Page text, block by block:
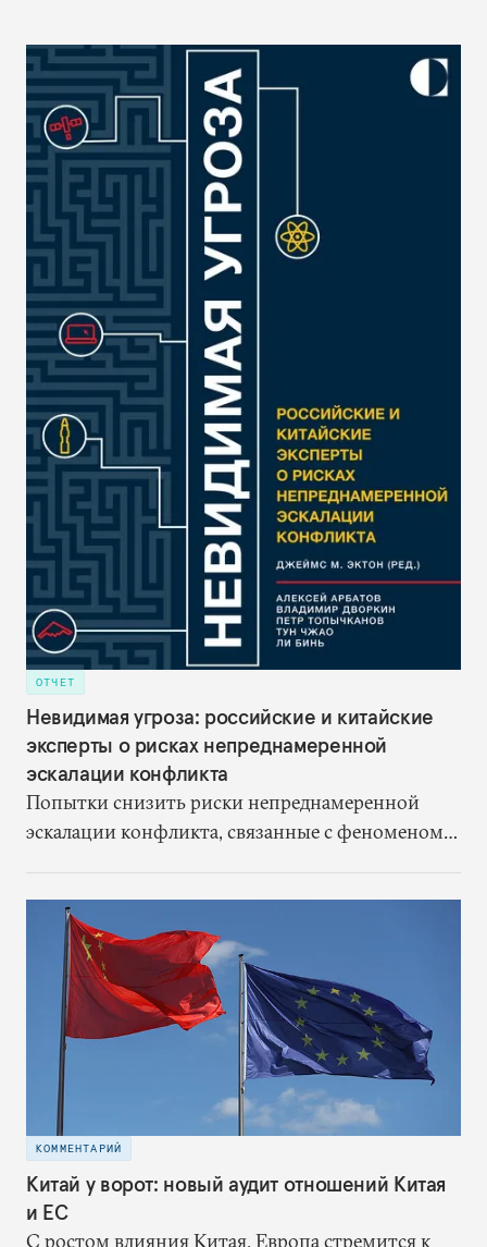
ОТЧЕТ
Невидимая угроза: российские и китайские
эксперты о рисках непреднамеренной
эскалации конфликта
Попытки снизить риски непреднамеренной
эскалации конфликта, связанные с феноменом
анализа этих рисков.
КОММЕНТАРИЙ
Китай у ворот: новый аудит отношений Китая
и ЕС
С ростом влияния Китая, Европа стремится к